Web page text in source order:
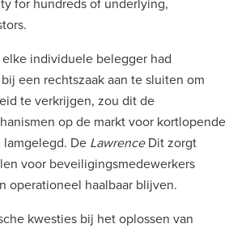
individuele belegger had
een rechtszaak aan te sluiten om
te verkrijgen, zou dit de
op de markt voor kortlopende
De LawrenceDit zorgt
voor beveiligingsmedewerkers
operationeel haalbaar blijven.
kwesties bij het oplossen van